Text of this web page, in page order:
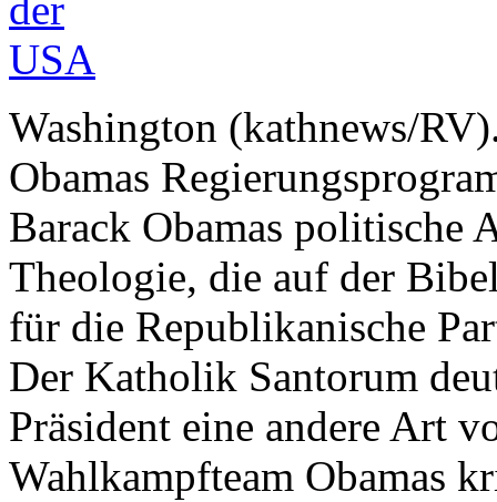
Washington (kathnews/
Obamas
Barack Obamas politische
Theologie, die auf der
für die Republikanische
Der Katholik Santorum
Präsident eine andere Art
Wahlkampfteam Obamas